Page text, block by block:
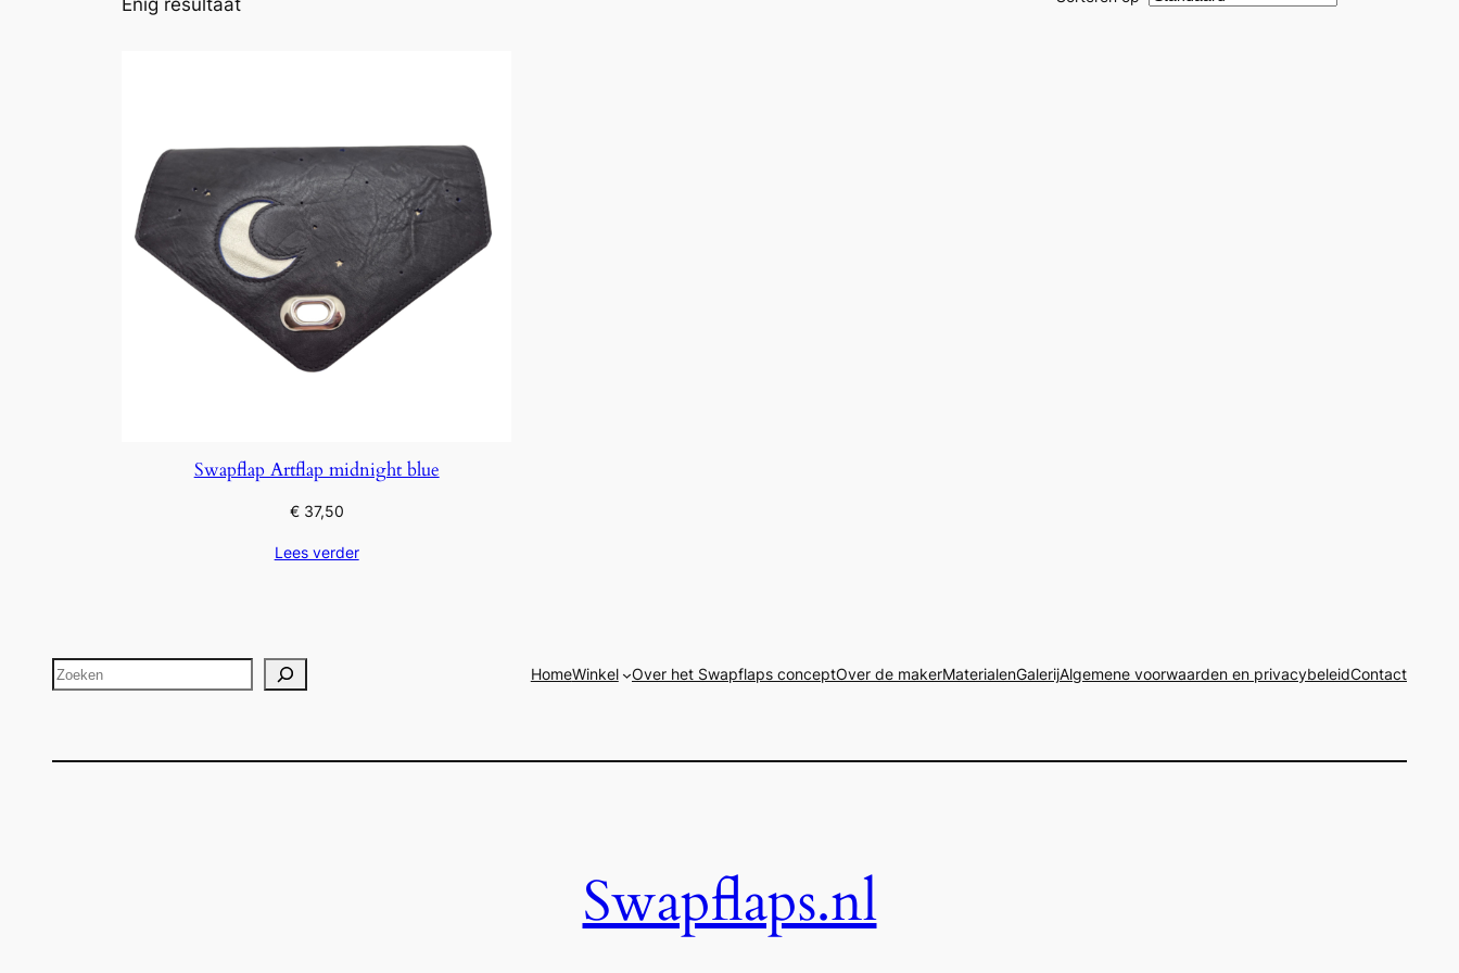
Swapflap Artflap midnight blue
€37,50
Lees verder
Zoeken HomeWinkel Over het Swapflaps conceptOver de makerMaterialenGalerijAlgemene voorwaarden en privacybeleidContact
Swapflaps.nl